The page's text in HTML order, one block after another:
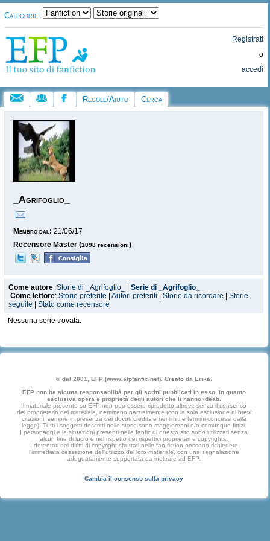
Categorie:
Registrati
o
accedi
Regole/Aiuto Cerca
_Agrifoglio_
Membro dal: 21/06/17
Recensore Master (1098 recensioni)
Come autore: Storie di _Agrifoglio_
Serie di _Agrifoglio_
Come lettore: Storie preferite Autori preferiti Storie da ricordare
Storie
seguite
Stato come recensore
Nessuna serie trovata.
© dal 2001, EFP (www.efpfanfic.net). Creato da Erika.
EFP non ha alcuna responsabilità per gli scritti pubblicati in esso, in quanto
esclusiva opera e proprietà degli autori che li hanno ideati.
Il materiale presente su EFP non può essere riprodotto altrove senza il consenso
del proprietario del materiale, nemmeno parzialmente (con la sola esclusione di brevi
citazioni, sempre in presenza dei dovuti credits e nei limiti e termini concessi dalla
legge). Tutti i soggetti descritti nelle storie sono maggiorenni e/o comunque fittizi.
I personaggi e le situazioni presenti nelle fanfic di questo sito sono utilizzati senza
alcun fine di lucro e nel rispetto dei rispettivi proprietari e copyrights.
I detentori dei diritti di copyright sfruttati nelle fan fiction possono richiedere
l'immediata cessazione dell'utilizzo del loro materiale, con una segnalazione
adeguatamente supportata da inoltrare ad EFP.
Cambia il consenso sulla privacy